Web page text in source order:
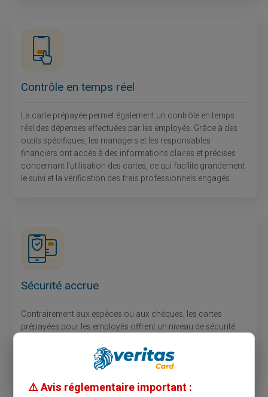
Contrôle en temps réel
La carte prépayée permet également un contrôle en temps
réel des dépenses effectuées par les employés. Grâce à des
outils spécifiques, les managers et les responsables
financiers ont accès à des informations claires et précises
concernant l'utilisation des cartes, ce qui facilite grandement
le suivi et la vérification des frais professionnels engagés.
Sécurité accrue
Contrairement aux espèces ou aux chèques, les cartes
prépayées pour les employés offrent un niveau de sécurité
informer rapidement l'entreprise et le prestataire comme Card
Veritas afin de faire opposition sur le solde restant.
⚠️ Avis réglementaire important :